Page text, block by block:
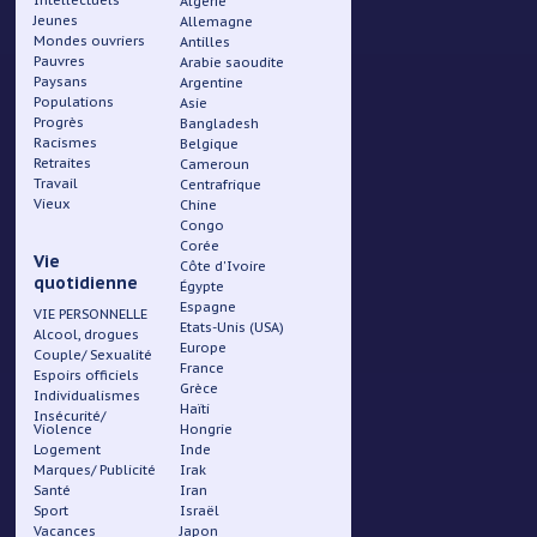
Jeunes
Mondes ouvriers
Pauvres
Paysans
Populations
Progrès
Racismes
Retraites
Travail
Vieux
Vie
quotidienne
VIE PERSONNELLE
Alcool, drogues
Couple/ Sexualité
Espoirs officiels
Individualismes
Insécurité/
Violence
Logement
Marques/ Publicité
Santé
Sport
Vacances
Allemagne
Antilles
Arabie saoudite
Argentine
Asie
Bangladesh
Belgique
Cameroun
Centrafrique
Chine
Congo
Corée
Côte d'Ivoire
Égypte
Espagne
Etats-Unis (USA)
Europe
France
Grèce
Haïti
Hongrie
Inde
Irak
Iran
Israël
Japon